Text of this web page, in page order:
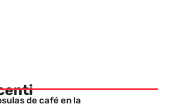
de café en la